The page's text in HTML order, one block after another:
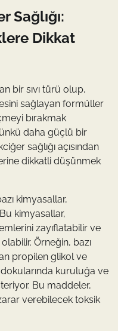
Sağlığı:
Dikkat
bir sıvı türü olup,
sağlayan formüller
bırakmak
daha güçlü bir
sağlığı açısından
dikkatli düşünmek
kimyasallar,
kimyasallar,
zayıflatabilir ve
Örneğin, bazı
propilen glikol ve
kuruluğa ve
Bu maddeler,
verebilecek toksik